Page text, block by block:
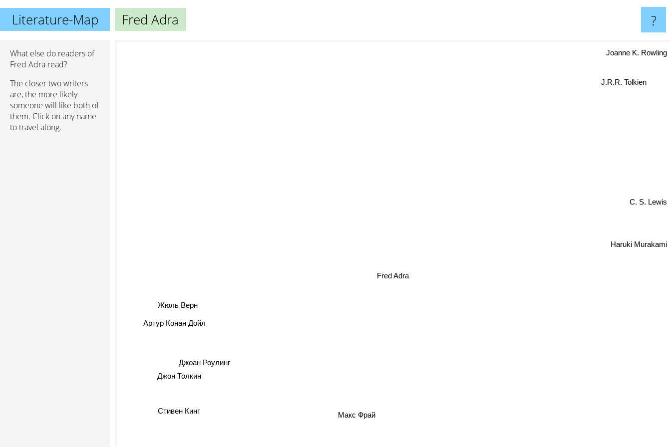
Literature-Map Fred Adra ?
What else do readers of
Fred Adra read?
The closer two writers
are, the more likely
someone will like both of
them. Click on any name
to travel along.
Fred Adra
Макс Фрай
Жюль Верн
Артур Конан Дойл
Джон Толкин
Джоан Роулинг
Стивен Кинг
Haruki Murakami
J.R.R. Tolkien
Joanne K. Rowling